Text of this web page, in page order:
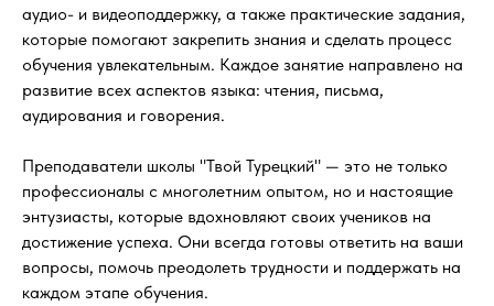
аудио- и видеоподдержку, а также практические задания,
которые помогают закрепить знания и сделать процесс
обучения увлекательным. Каждое занятие направлено на
развитие всех аспектов языка: чтения, письма,
аудирования и говорения.
Преподаватели школы "Твой Турецкий" — это не только
профессионалы с многолетним опытом, но и настоящие
энтузиасты, которые вдохновляют своих учеников на
достижение успеха. Они всегда готовы ответить на ваши
вопросы, помочь преодолеть трудности и поддержать на
каждом этапе обучения.